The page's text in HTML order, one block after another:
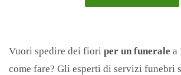
Vuori spedire dei fiori per un funerale a
come fare? Gli esperti di servizi funebri